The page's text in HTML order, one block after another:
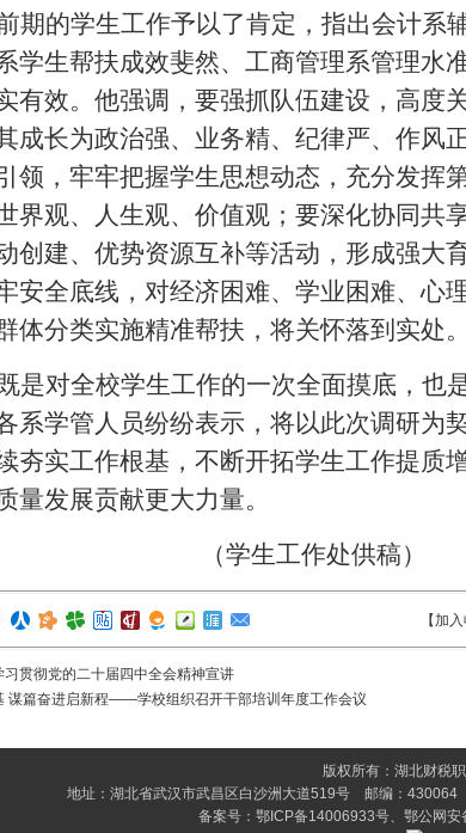
期的学生工作予以了肯定，指出会计系
学生帮扶成效斐然、工商管理系管理水
有效。他强调， 要强抓队伍建设， 高度
成长为政治强、业务精、纪律严、作风
领，牢牢把握学生思想动态，充分发挥
界观、人生观、价值观；要深化协同共
创建、优势资源互补等活动，形成强大
安全底线，对经济困难、学业困难、心
体分类实施精准帮扶，将关怀落到实处。
是对全校学生工作的一次全面摸底，也
系学管人员纷纷表示，将以此次调研为
夯实工作根基，不断开拓学生工作提质
量发展贡献更大力量。
（学生工作处供稿）
【加
习贯彻党的二十届四中全会精神宣讲
谋篇奋进启新程——学校组织召开干部培训年度工作会议
版权所有：湖北财税
地址：湖北省武汉市武昌区白沙洲大道519号 邮编：
备案号： 鄂ICP备14006933号、 鄂公网